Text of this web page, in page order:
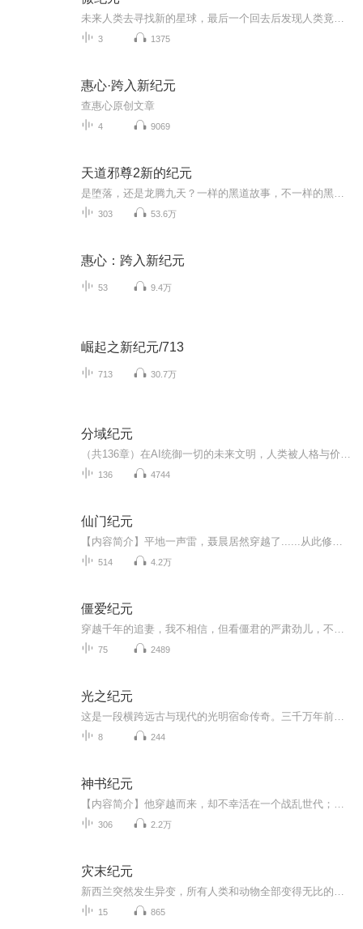
3 1375
惠心·跨入新纪元
查惠心原创文章
4 9069
天道邪尊2新的纪元
303 53.6万
惠心：跨入新纪元
53 9.4万
崛起之新纪元/713
713 30.7万
分域纪元
136 4744
仙门纪元
514 4.2万
僵爱纪元
75 2489
光之纪元
8 244
神书纪元
306 2.2万
灾末纪元
15 865